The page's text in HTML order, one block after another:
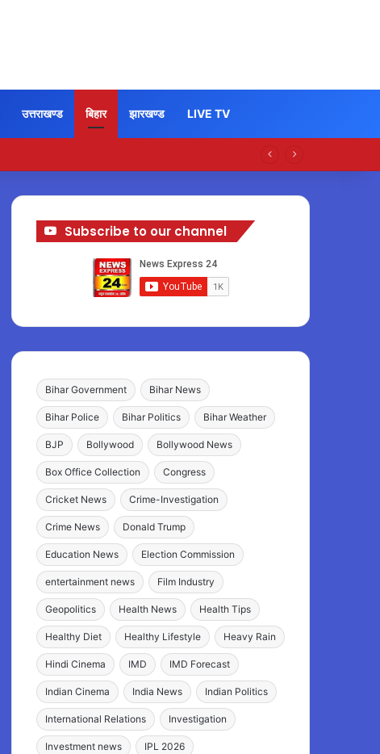
उत्तराखण्ड बिहार झारखण्ड LIVE TV
Subscribe to our channel
Bihar Government Bihar News
Bihar Police Bihar Politics Bihar Weather
BJP Bollywood Bollywood News
Box Office Collection Congress
Cricket News Crime-Investigation
Crime News Donald Trump
Education News Election Commission
entertainment news Film Industry
Geopolitics Health News Health Tips
Healthy Diet Healthy Lifestyle Heavy Rain
Hindi Cinema IMD IMD Forecast
Indian Cinema India News Indian Politics
International Relations Investigation
Investment news IPL 2026